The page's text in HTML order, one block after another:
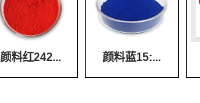
颜料红242... 颜料蓝15:...